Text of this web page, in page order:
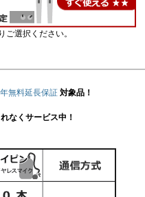
ご選択ください。
無料延長保証 対象品！
なくサービス中！